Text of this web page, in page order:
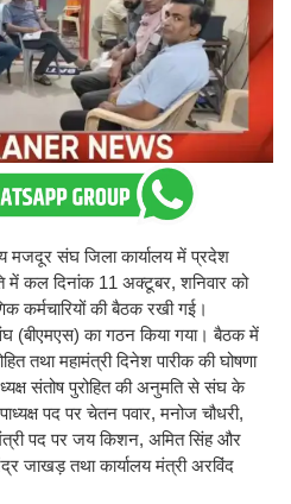
मजदूर संघ जिला कार्यालय में प्रदेश
में कल दिनांक 11 अक्टूबर, शनिवार को
कर्मचारियों की बैठक रखी गई।
(बीएमएस) का गठन किया गया। बैठक में
तथा महामंत्री दिनेश पारीक की घोषणा
संतोष पुरोहित की अनुमति से संघ के
पद पर चेतन पवार, मनोज चौधरी,
पद पर जय किशन, अमित सिंह और
जाखड़ तथा कार्यालय मंत्री अरविंद